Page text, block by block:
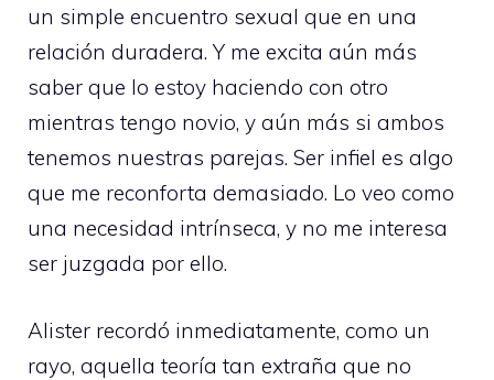
un simple encuentro sexual que en una
relación duradera. Y me excita aún más
saber que lo estoy haciendo con otro
mientras tengo novio, y aún más si ambos
tenemos nuestras parejas. Ser infiel es algo
que me reconforta demasiado. Lo veo como
una necesidad intrínseca, y no me interesa
ser juzgada por ello.
Alister recordó inmediatamente, como un
rayo, aquella teoría tan extraña que no